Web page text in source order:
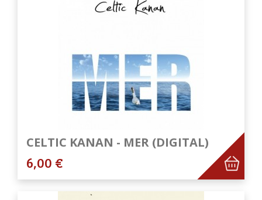
CELTIC KANAN - MER (DIGITAL)
6,00 €